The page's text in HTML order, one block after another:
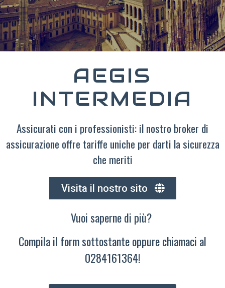
AEGIS
INTERMEDIA
Assicurati con i professionisti: il nostro broker di
assicurazione offre tariffe uniche per darti la sicurezza
che meriti
Visita il nostro sito
Vuoi saperne di più?
Compila il form sottostante oppure chiamaci al
0284161364!